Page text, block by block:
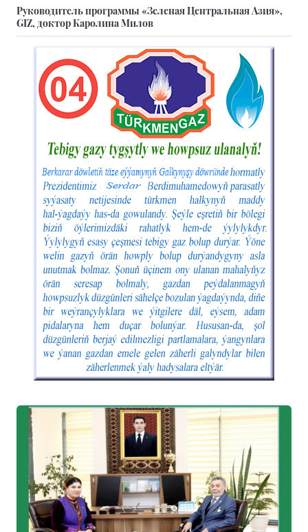
Руководитель программы «Зеленая Центральная Азия»,
GIZ, доктор Каролина Милов